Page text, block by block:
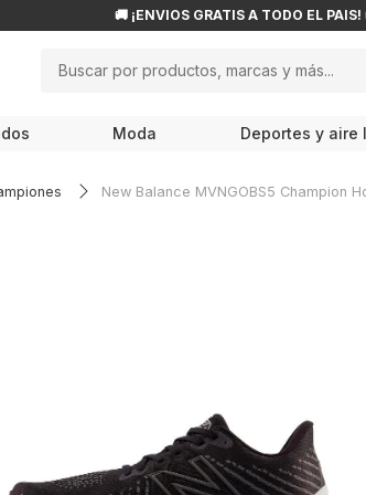
🚚 ¡ENVÍOS GRATIS A TODO EL PAÍS!
Moda Deportes y aire
New Balance MVNGOBS5 Champion